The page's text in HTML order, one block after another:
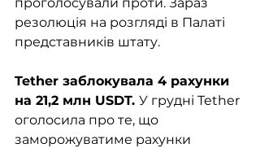
резолюція на розгляді в Палаті
представників штату.
Tether заблокувала 4 рахунки
на 21,2 млн USDT. У грудні Tether
оголосила про те, що
заморожуватиме рахунки